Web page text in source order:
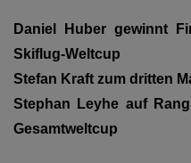
Daniel Huber gewinnt
Skiflug-Weltcup
Stefan Kraft zum dritten
Stephan Leyhe auf
Gesamtweltcup